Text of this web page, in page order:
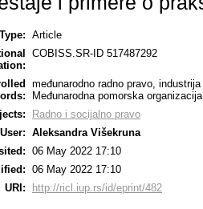
Article
COBISS.SR-ID 517487292
međunarodno radno pravo,
Međunarodna pomorska organizacija
Radno i socijalno pravo
Aleksandra Višekruna
06 May 2022 17:10
06 May 2022 17:10
URI:
http://ricl.iup.rs/id/eprint/482